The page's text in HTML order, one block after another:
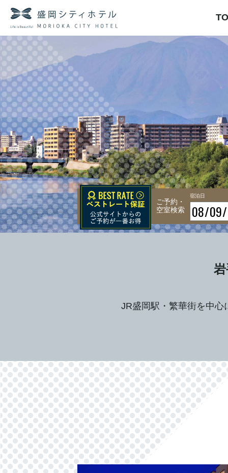
ご予約・
空室検索
宿泊日
JR盛岡駅・繁華街を中